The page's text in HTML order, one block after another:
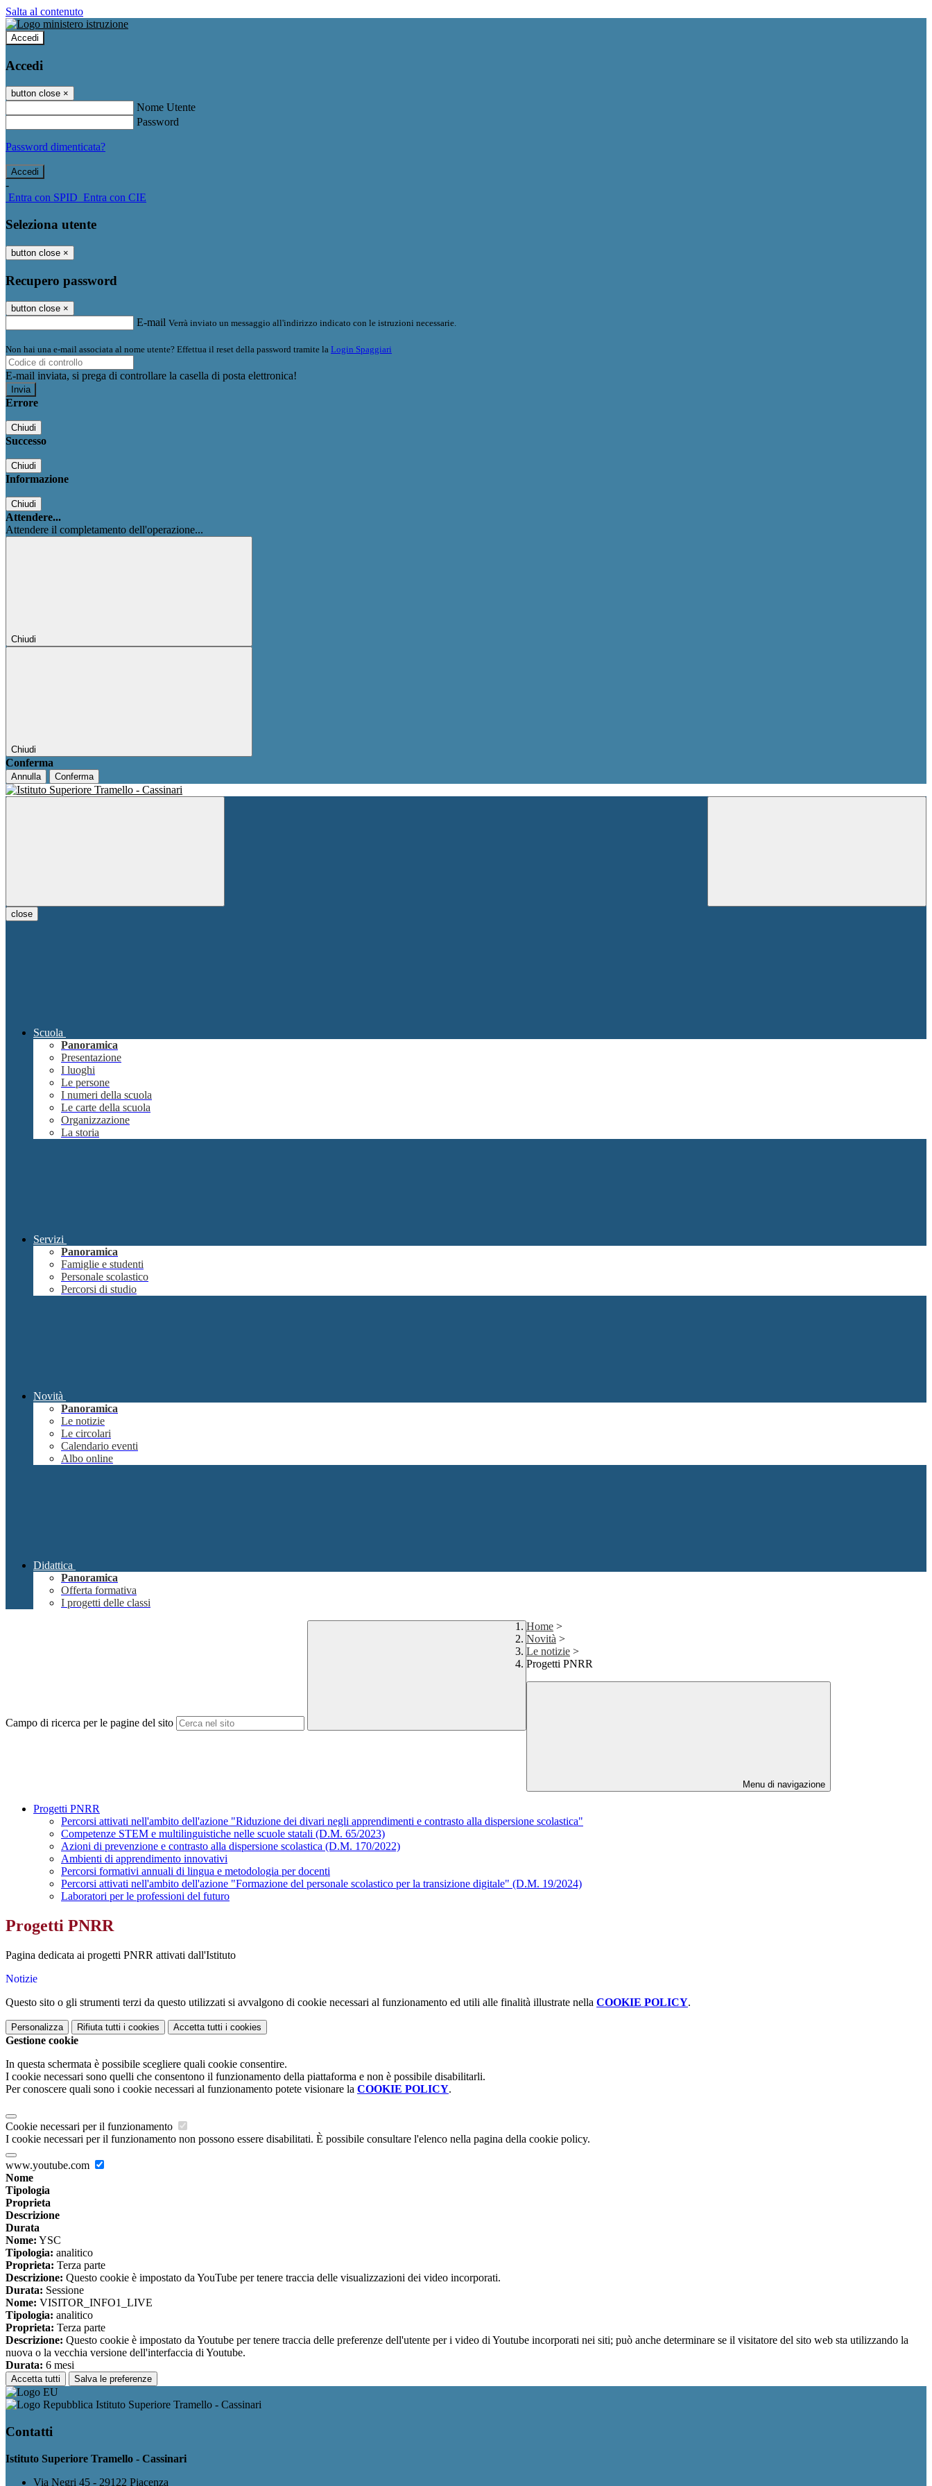
Salta al contenuto
Accedi
Accedi
button close ×
Nome Utente
Password
Password dimenticata?
-
Entra con SPID Entra con CIE
Seleziona utente
button close ×
Recupero password
button close ×
E-mail Verrà inviato un messaggio all'indirizzo indicato con le istruzioni necessarie.
Non hai una e-mail associata al nome utente? Effettua il reset della password tramite la Login Spaggiari
E-mail inviata, si prega di controllare la casella di posta elettronica!
Errore
Chiudi
Successo
Chiudi
Informazione
Chiudi
Attendere...
Attendere il completamento dell'operazione...
Chiudi
Chiudi
Conferma
Annulla Conferma
close
Scuola
Panoramica
Presentazione
I luoghi
Le persone
I numeri della scuola
Le carte della scuola
Organizzazione
La storia
Servizi
Panoramica
Famiglie e studenti
Personale scolastico
Percorsi di studio
Novità
Panoramica
Le notizie
Le circolari
Calendario eventi
Albo online
Didattica
Panoramica
Offerta formativa
I progetti delle classi
Campo di ricerca per le pagine del sito
Home >
Novità >
Le notizie >
Progetti PNRR
Menu di navigazione
Progetti PNRR
Percorsi attivati nell'ambito dell'azione "Riduzione dei divari negli apprendimenti e contrasto alla dispersione scolastica"
Competenze STEM e multilinguistiche nelle scuole statali (D.M. 65/2023)
Azioni di prevenzione e contrasto alla dispersione scolastica (D.M. 170/2022)
Ambienti di apprendimento innovativi
Percorsi formativi annuali di lingua e metodologia per docenti
Percorsi attivati nell'ambito dell'azione "Formazione del personale scolastico per la transizione digitale" (D.M. 19/2024)
Laboratori per le professioni del futuro
Progetti PNRR
Pagina dedicata ai progetti PNRR attivati dall'Istituto
Notizie
Questo sito o gli strumenti terzi da questo utilizzati si avvalgono di cookie necessari al funzionamento ed utili alle finalità illustrate nella COOKIE POLICY.
Personalizza Rifiuta tutti i cookies Accetta tutti i cookies
Gestione cookie
In questa schermata è possibile scegliere quali cookie consentire.
I cookie necessari sono quelli che consentono il funzionamento della piattaforma e non è possibile disabilitarli.
Per conoscere quali sono i cookie necessari al funzionamento potete visionare la COOKIE POLICY.
Cookie necessari per il funzionamento
I cookie necessari per il funzionamento non possono essere disabilitati. È possibile consultare l'elenco nella pagina della cookie policy.
www.youtube.com
Nome
Tipologia
Proprieta
Descrizione
Durata
Nome: YSC
Tipologia: analitico
Proprieta: Terza parte
Descrizione: Questo cookie è impostato da YouTube per tenere traccia delle visualizzazioni dei video incorporati.
Durata: Sessione
Nome: VISITOR_INFO1_LIVE
Tipologia: analitico
Proprieta: Terza parte
Descrizione: Questo cookie è impostato da Youtube per tenere traccia delle preferenze dell'utente per i video di Youtube incorporati nei siti; può anche determinare se il visitatore del sito web sta utilizzando la
nuova o la vecchia versione dell'interfaccia di Youtube.
Durata: 6 mesi
Accetta tutti Salva le preferenze
Istituto Superiore Tramello - Cassinari
Contatti
Istituto Superiore Tramello - Cassinari
Via Negri 45 - 29122 Piacenza